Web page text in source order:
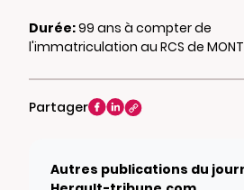
Durée:99 ans à compter de
l'immatriculation au RCS de
Partager
Autres publications du